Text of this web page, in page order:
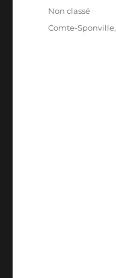
Catégories
Non classé
Étiquettes
Comte-Sponville